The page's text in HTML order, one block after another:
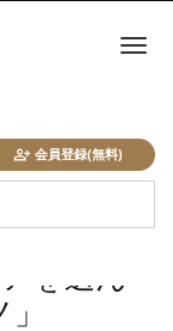
会員登録(無料)
ナ
を選ん